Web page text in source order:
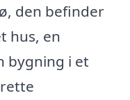
den befinder
hus, en
bygning i et